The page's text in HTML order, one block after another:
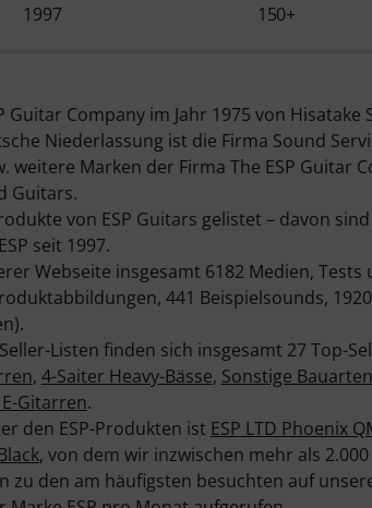
1997 150+
Guitar Company im Jahr 1975 von
Niederlassung ist die Firma Sound
Marken der Firma The ESP Guitar
Guitars.
von ESP Guitars gelistet – davon
seit 1997.
Webseite insgesamt 6182 Medien,
441 Beispielsounds,
Listen finden sich insgesamt 27 Top-
, 4-Saiter Heavy-Bässe, Sonstige Bauarten
Gitarren.
den ESP-Produkten ist ESP LTD Phoenix
, von dem wir inzwischen mehr als
zu den am häufigsten besuchten auf